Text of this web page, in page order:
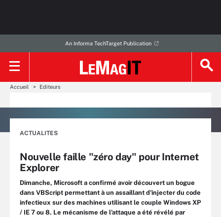
An Informa TechTarget Publication
Accueil Editeurs
ACTUALITES
Nouvelle faille "zéro day" pour Internet
Explorer
Dimanche, Microsoft a confirmé avoir découvert un bogue
dans VBScript permettant à un assaillant d'injecter du code
infectieux sur des machines utilisant le couple Windows XP
/ IE 7 ou 8. Le mécanisme de l'attaque a été révélé par